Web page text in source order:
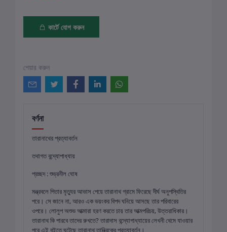
কার্টে যোগ করুন
শেয়ার করুন
বর্ণনা
তারানাথের প্রত্যাবর্তন
তথাগত বন্দ্যোপাধ্যায়
প্রচ্ছদ : শুভ্রনীল ঘোষ
মন্ত্রবলে পিতার মৃত্যুর আভাস পেয়ে তারানাথ গ্রামে ফিরেছে দীর্ঘ অনুপস্থিতির
পরে। সে জানে না, আরও এক ভয়ংকর বিপদ ঘনিয়ে আসছে তার পরিবারের
ওপরে। লোলুপ অশুভ আত্মারা হরণ করতে চায় তার আত্মপরিচয়, উত্তরাধিকার।
তারানাথ কি পারবে তাদের রুখতে? তারাদাস বন্দ্যোপাধ্যায়ের লেখনী থেমে যাওয়ার
পরে এই বইতে ঘটেছে তারানাথ তান্ত্রিকের প্রত্যাবর্তন।